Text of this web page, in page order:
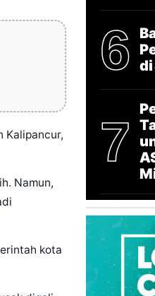
Kalipancur,
Namun,
kota
6
di
7